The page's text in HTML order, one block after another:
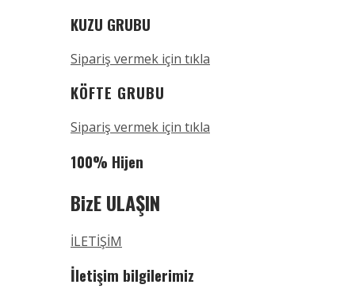
KUZU GRUBU
Sipariş vermek için tıkla
KÖFTE GRUBU
Sipariş vermek için tıkla
100% Hijen
BizE ULAŞIN
İLETİŞİM
İletişim bilgilerimiz